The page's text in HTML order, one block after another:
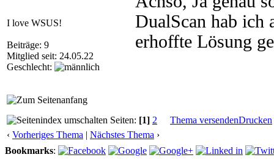
I love WSUS!
Beiträge: 9
Mitglied seit: 24.05.22
Geschlecht:
DualScan hab ich
erhoffte Lösung
Seiten: [1] 2 Thema versendenDrucken
‹ Vorheriges Thema | Nächstes Thema ›
Bookmarks: